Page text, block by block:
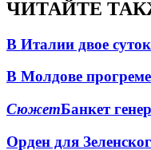
ЧИТАЙТЕ
В Италии двое
В Молдове
СюжетБанкет
Орден для